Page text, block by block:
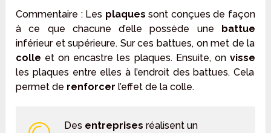
Commentaire : Les plaques sont conçues de façon
à ce que chacune d’elle possède une battue
inférieur et supérieure. Sur ces battues, on met de la
colle et on encastre les plaques. Ensuite, on visse
les plaques entre elles à l’endroit des battues. Cela
permet de renforcer l’effet de la colle.
Des entreprises réalisent un